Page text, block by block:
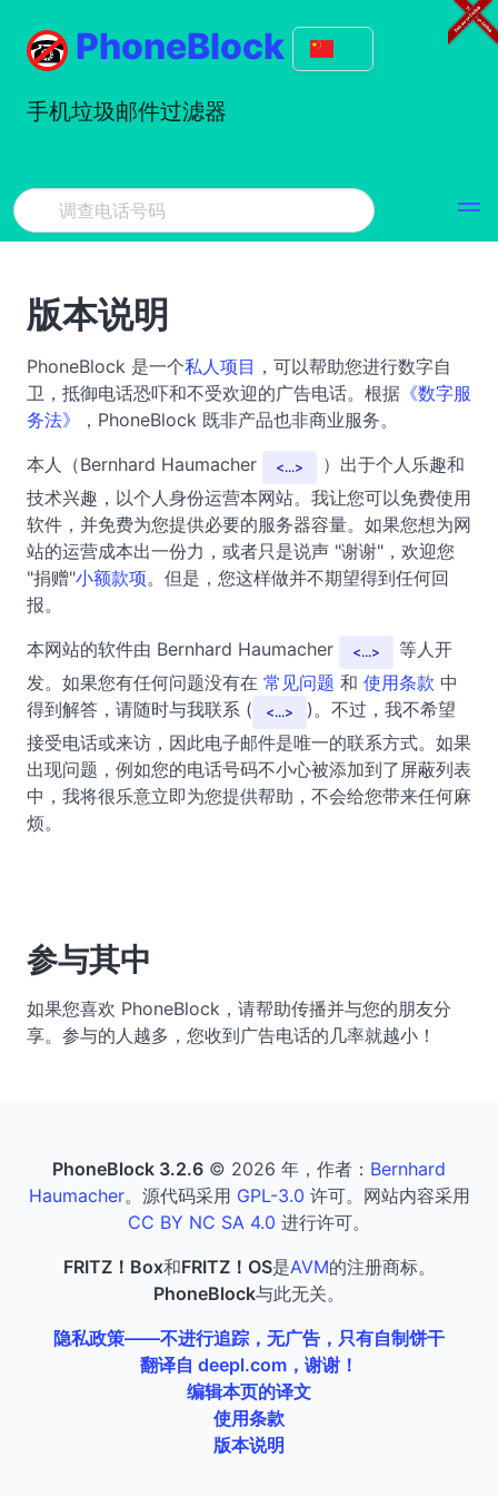
PhoneBlock
手机垃圾邮件过滤器
版本说明
PhoneBlock 是一个私人项目 ，可以帮助您进行数字自
卫，抵御电话恐吓和不受欢迎的广告电话。根据 《数字服
务法》
，PhoneBlock 既非产品也非商业服务。
本人（Bernhard Haumacher
...
）出于个人乐趣和
技术兴趣，以个人身份运营本网站。我让您可以免费使用
软件，并免费为您提供必要的服务器容量。如果您想为网
站的运营成本出一份力，或者只是说声 "谢谢"，欢迎您
"捐赠"小额款项。但是，您这样做并不期望得到任何回
报。
本网站的软件由 Bernhard Haumacher
...
等人开
发。如果您有任何问题没有在 常见问题 和 使用条款 中
得到解答，请随时与我联系 (
...
)。不过，我不希望
接受电话或来访，因此电子邮件是唯一的联系方式。如果
出现问题，例如您的电话号码不小心被添加到了屏蔽列表
中，我将很乐意立即为您提供帮助，不会给您带来任何麻
烦。
参与其中
如果您喜欢 PhoneBlock，请帮助传播并与您的朋友分
享。参与的人越多，您收到广告电话的几率就越小！
PhoneBlock 3.2.6 © 2026 年，作者： Bernhard
Haumacher。源代码采用 GPL-3.0 许可。网站内容采用
CC BY NC SA 4.0 进行许可。
FRITZ！Box和FRITZ！OS是AVM的注册商标。
PhoneBlock与此无关。
隐私政策——不进行追踪，无广告，只有自制饼干
翻译自 deepl.com，谢谢！
编辑本页的译文
使用条款
版本说明